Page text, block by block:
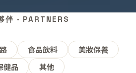
伴 · PARTNERS
食品飲料
美妝保養
健品
其他